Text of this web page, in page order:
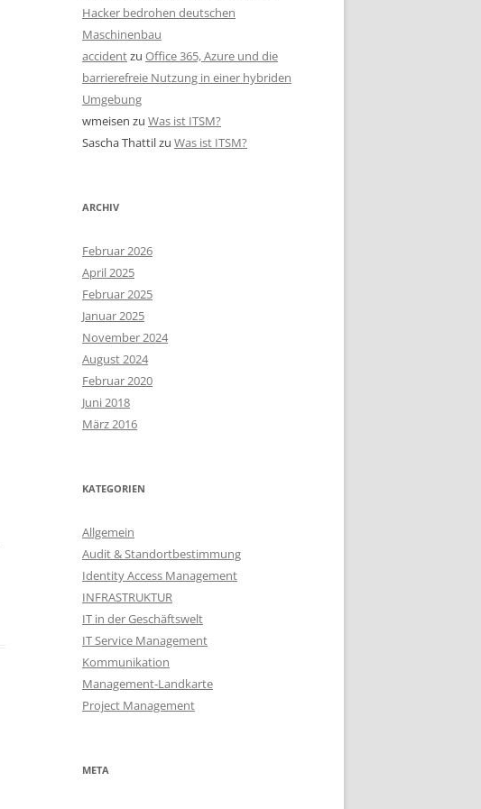
Hacker bedrohen deutschen
Maschinenbau
accidentzu Office 365, Azure und die
barrierefreie Nutzung in einer hybriden
Umgebung
wmeisen zu Was ist ITSM?
Sascha Thattilzu Was ist ITSM?
ARCHIV
Februar 2026
April 2025
Februar 2025
Januar 2025
November 2024
August 2024
Februar 2020
Juni 2018
März 2016
KATEGORIEN
Allgemein
Audit & Standortbestimmung
Identity Access Management
INFRASTRUKTUR
IT in der Geschäftswelt
IT Service Management
Kommunikation
Management-Landkarte
Project Management
META